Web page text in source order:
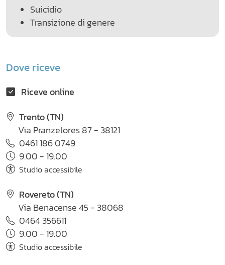
Suicidio
Transizione di genere
Dove riceve
Riceve online
Trento (TN)
Via Pranzelores 87 - 38121
0461 186 0749
9.00 - 19.00
Studio accessibile
Rovereto (TN)
Via Benacense 45 - 38068
0464 356611
9.00 - 19.00
Studio accessibile